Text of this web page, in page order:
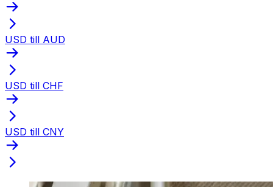
USD till AUD
USD till CHF
USD till CNY